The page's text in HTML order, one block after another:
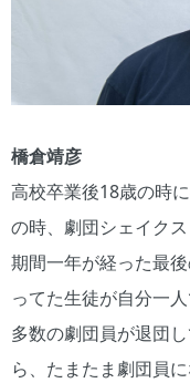
橋倉靖彦
高校卒業後18歳の時
の時、劇団シェイク
期間一年が経った最
ってた生徒が自分一
多数の劇団員が退団
ら、たまたま劇団員